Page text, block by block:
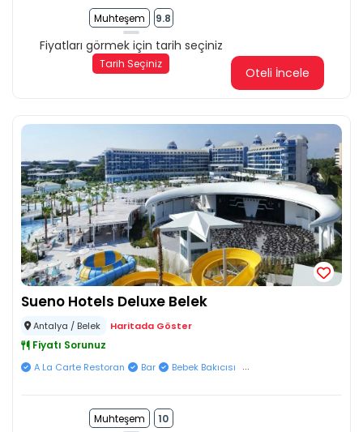
Muhteşem 9.8
Fiyatları görmek için tarih seçiniz
Tarih Seçiniz
Oteli İncele
Sueno Hotels Deluxe Belek
Antalya / Belek Haritada Göster
Fiyatı Sorunuz
A La Carte Restoran Bar Bebek Bakıcısı ...
Muhteşem 10